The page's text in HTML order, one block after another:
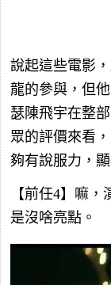
說起這些電影
龍的參與，但
瑟陳飛宇在整
眾的評價來看
夠有說服力，
【前任4】嘛
是沒啥亮點。